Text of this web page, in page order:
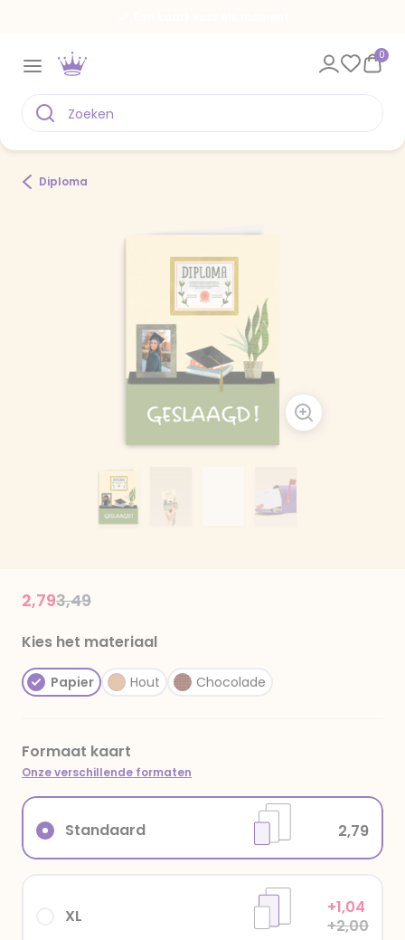
0
Diploma
Price reduced from
3,49to
2,79
Kies het materiaal
Papier Hout Chocolade
Formaat kaart
Onze verschillende formaten
XL
+1,04
+2,00
Standaard 2,79